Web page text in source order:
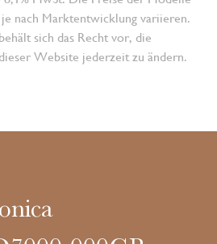
nach Marktentwicklung variieren.
sich das Recht vor, die
Website jederzeit zu ändern.